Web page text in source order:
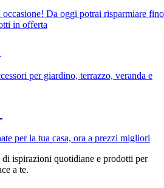
Da oggi potrai risparmiare fino
in offerta
per giardino, terrazzo, veranda e
per la tua casa, ora a prezzi migliori
ispirazioni quotidiane e prodotti per
a te.